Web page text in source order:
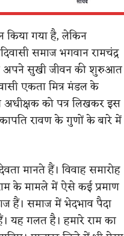
गया है, लेकिन
समाज भगवान रामचंद्र
अपने सुखी जीवन की शुरुआत
एकता मित्र मंडल के
अधीक्षक को पत्र लिखकर इस
रावण के गुणों के बारे में
मानते हैं। विवाह समारोह
के मामले में ऐसे कई प्रमाण
हैं। समाज में भेदभाव पैदा
यह गलत है। हमारे राम का